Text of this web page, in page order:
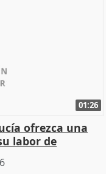
01:26
ofrezca una
labor de